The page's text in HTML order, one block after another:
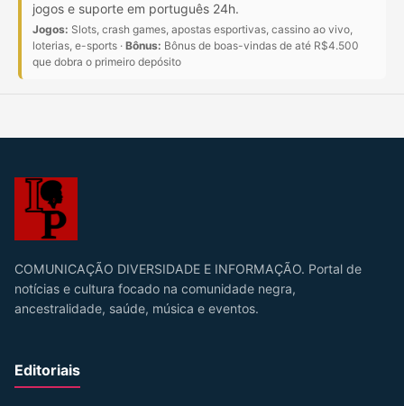
jogos e suporte em português 24h.
Jogos: Slots, crash games, apostas esportivas, cassino ao vivo,
loterias, e-sports · Bônus: Bônus de boas-vindas de até R$4.500
que dobra o primeiro depósito
COMUNICAÇÃO DIVERSIDADE E INFORMAÇÃO. Portal de
notícias e cultura focado na comunidade negra,
ancestralidade, saúde, música e eventos.
Editoriais